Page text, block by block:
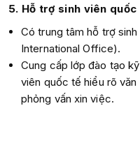
5. Hỗ trợ sinh viên quốc
Có trung tâm hỗ trợ
International Office).
Cung cấp lớp đào tạo
viên quốc tế hiểu rõ văn
phỏng vấn xin việc.